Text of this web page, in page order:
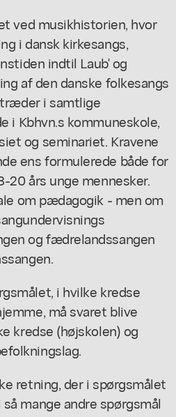
ved musikhistorien, hvor
i dansk kirkesangs,
indtil Laub' og
af den danske folkesangs
i samtlige
i Kbhvn.s kommuneskole,
og seminariet. Kravene
ens formulerede både for
20 års unge mennesker.
om pædagogik - men om
og fædrelandssangen
i hvilke kredse
må svaret blive
kredse (højskolen) og
retning, der i spørgsmålet
mange andre spørgsmål